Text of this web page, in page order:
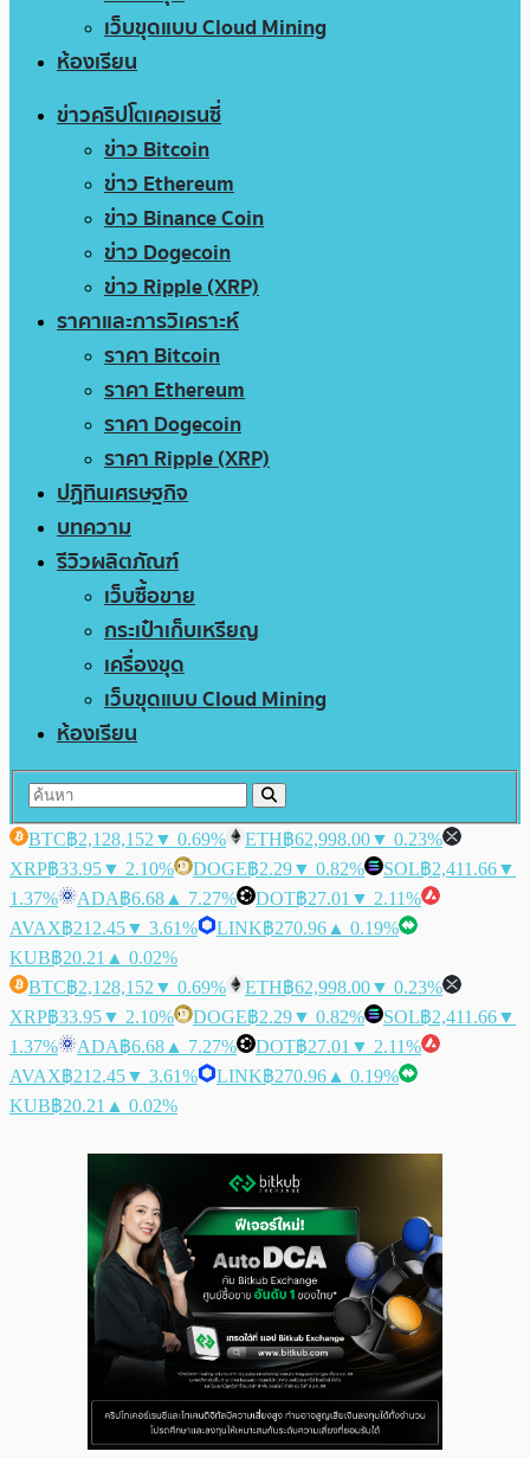
เว็บขุดแบบ Cloud Mining
ห้องเรียน
ข่าวคริปโตเคอเรนซี่
ข่าว Bitcoin
ข่าว Ethereum
ข่าว Binance Coin
ข่าว Dogecoin
ข่าว Ripple (XRP)
ราคาและการวิเคราะห์
ราคา Bitcoin
ราคา Ethereum
ราคา Dogecoin
ราคา Ripple (XRP)
ปฏิทินเศรษฐกิจ
บทความ
รีวิวผลิตภัณฑ์
เว็บซื้อขาย
กระเป๋าเก็บเหรียญ
เครื่องขุด
เว็บขุดแบบ Cloud Mining
ห้องเรียน
BTC฿2,128,152 ▼ 0.69% ETH฿62,998.00▼ 0.23%
XRP฿33.95▼ 2.10% DOGE฿2.29▼ 0.82% SOL฿2,411.66▼
1.37%
ADA฿6.68 ▲ 7.27% DOT฿27.01 ▼ 2.11%
AVAX฿212.45▼ 3.61% LINK฿270.96 ▲ 0.19%
KUB฿20.21 ▲ 0.02%
BTC฿2,128,152 ▼ 0.69% ETH฿62,998.00▼ 0.23%
XRP฿33.95▼ 2.10% DOGE฿2.29▼ 0.82% SOL฿2,411.66▼
1.37%
ADA฿6.68 ▲ 7.27% DOT฿27.01 ▼ 2.11%
AVAX฿212.45▼ 3.61% LINK฿270.96 ▲ 0.19%
KUB฿20.21 ▲ 0.02%